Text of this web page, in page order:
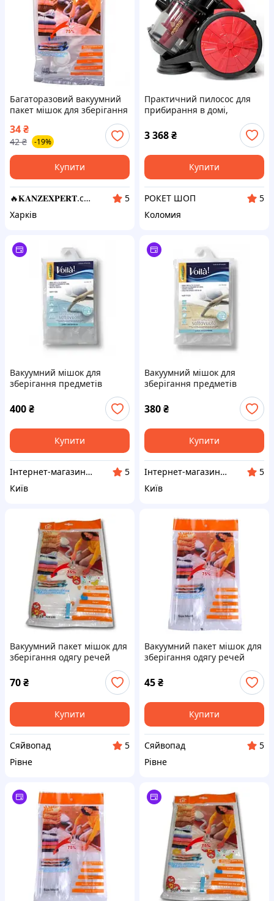
Багаторазовий вакуумний
пакет мішок для зберігання
речей одягу білизни 50х60
см KNZ
34₴
42 ₴ -19%
Купити
🔥𝐊𝐀𝐍𝐙𝐄𝐗𝐏𝐄𝐑𝐓.com.ua🔥
5
Харків
Практичний пилосос для
прибирання в домі,
контейнером для паркету
EU-45
3 368₴
Купити
РОКЕТ ШОП
5
Коломия
Вакуумний мішок для
зберігання предметів
80x110 см Білий кіт Італія
Cosatto.
400₴
Купити
Інтернет-магазин продукції для прибирання "Білий Кіт"
5
Київ
Вакуумний мішок для
зберігання предметів
70x100 см Білий кіт Італія
Cosatto.
380₴
Купити
Інтернет-магазин продукції для прибирання "Білий Кіт"
5
Київ
Вакуумний пакет мішок для
зберігання одягу речей
70₴
Купити
Сяйвопад
5
Рівне
Вакуумний пакет мішок для
зберігання одягу речей
45₴
Купити
Сяйвопад
5
Рівне